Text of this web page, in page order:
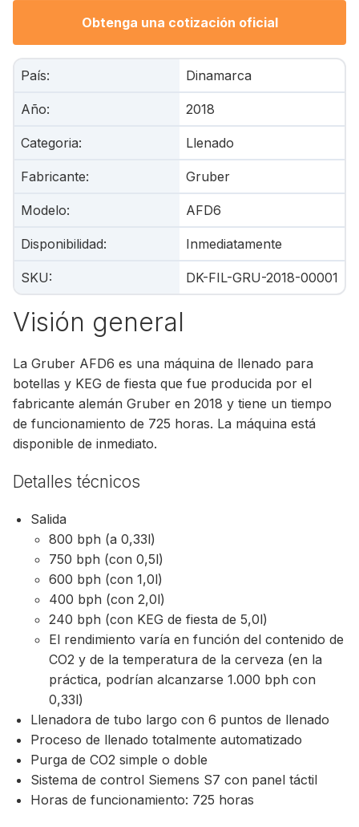
Obtenga una cotización oficial
País: Dinamarca
Año: 2018
Categoria: Llenado
Fabricante: Gruber
Modelo: AFD6
Disponibilidad: Inmediatamente
SKU: DK-FIL-GRU-2018-00001
Visión general
La Gruber AFD6 es una máquina de llenado para
botellas y KEG de fiesta que fue producida por el
fabricante alemán Gruber en 2018 y tiene un tiempo
de funcionamiento de 725 horas. La máquina está
disponible de inmediato.
Detalles técnicos
Salida
800 bph (a 0,33l)
750 bph (con 0,5l)
600 bph (con 1,0l)
400 bph (con 2,0l)
240 bph (con KEG de fiesta de 5,0l)
El rendimiento varía en función del contenido de
CO2 y de la temperatura de la cerveza (en la
práctica, podrían alcanzarse 1.000 bph con
0,33l)
Llenadora de tubo largo con 6 puntos de llenado
Proceso de llenado totalmente automatizado
Purga de CO2 simple o doble
Sistema de control Siemens S7 con panel táctil
Horas de funcionamiento: 725 horas